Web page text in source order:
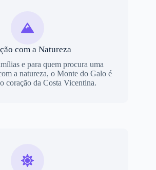
com a Natureza
e para quem procura uma
a natureza, o Monte do Galo é
coração da Costa Vicentina.